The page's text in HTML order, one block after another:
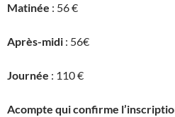
Matinée : 56 €
Après-midi : 56€
Journée : 110 €
Acompte qui confirme